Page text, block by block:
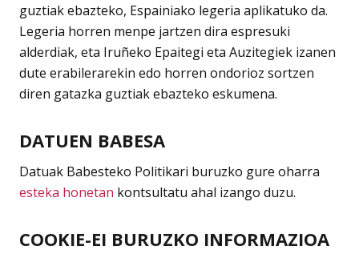
guztiak ebazteko, Espainiako legeria aplikatuko da.
Legeria horren menpe jartzen dira espresuki
alderdiak, eta Iruñeko Epaitegi eta Auzitegiek izanen
dute erabilerarekin edo horren ondorioz sortzen
diren gatazka guztiak ebazteko eskumena.
DATUEN BABESA
Datuak Babesteko Politikari buruzko gure oharra
esteka honetan kontsultatu ahal izango duzu.
COOKIE-EI BURUZKO INFORMAZIOA